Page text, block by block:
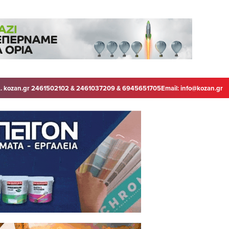
kozan.gr 2461502102 & 2461037209 & 6945651705Email:info@kozan.gr